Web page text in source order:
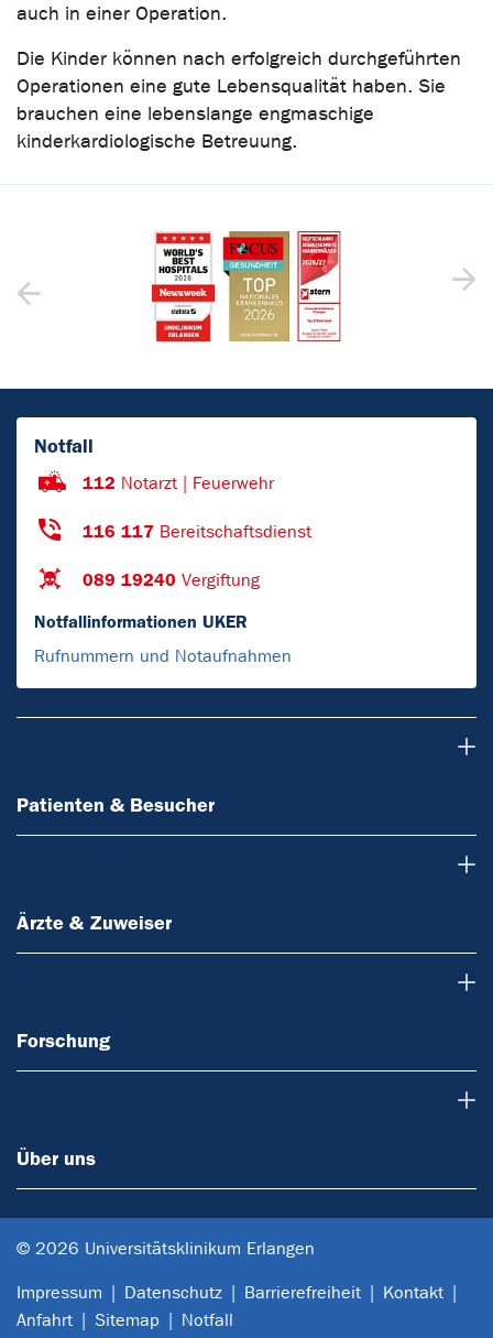
auch in einer Operation.
Die Kinder können nach erfolgreich durchgeführten
Operationen eine gute Lebensqualität haben. Sie
brauchen eine lebenslange engmaschige
kinderkardiologische Betreuung.
Notfall
112 Notarzt | Feuerwehr
116 117 Bereitschaftsdienst
089 19240 Vergiftung
Notfallinformationen UKER
Rufnummern und Notaufnahmen
Patienten & Besucher
Ärzte & Zuweiser
Forschung
Über uns
© 2026 Universitätsklinikum Erlangen
Impressum Datenschutz Barrierefreiheit
Kontakt
Anfahrt
Sitemap Notfall